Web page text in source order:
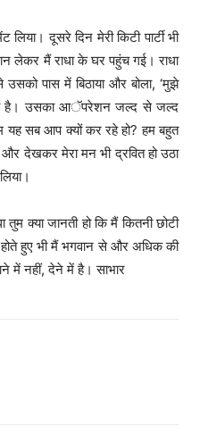
दूसरे दिन मेरी किटी पार्टी भी
लेकर मैं राधा के घर पहुंच गई। राधा
पास में बिठाया और बोला, ‘मुझे
है। उसका आॅपरेशन जल्द से जल्द
यह सब आप क्यों कर रहे हो? हम बहुत
देखकर मेरा मन भी द्रवित हो उठा
क्या जानती हो कि मैं कितनी छोटी
हुए भी मैं भगवान से और अधिक की
में नहीं, देने में है। साभार